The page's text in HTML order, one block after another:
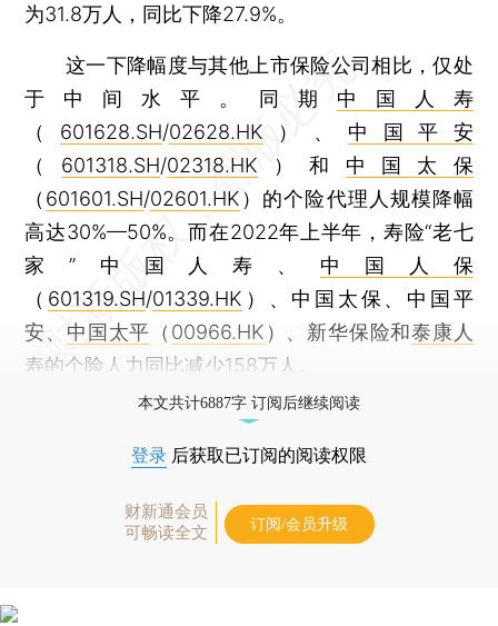
为31.8万人，同比下降27.9%。
这一下降幅度与其他上市保险公司相比，仅处
于中间水平。同期 中国人寿
（ 601628.SH/02628.HK ）、 中国平安
（ 601318.SH/02318.HK ）和 中国太保
（ 601601.SH/02601.HK ）的个险代理人规模降幅
高达30%—50%。而在2022年上半年，寿险“老七
家”中国人寿、 中国人保
（ 601319.SH/01339.HK ）、中国太保、中国平
安、 中国太平 （ 00966.HK ）、新华保险和泰康人
寿的个险人力同比减少158万人。
本文共计6887字 订阅后继续阅读
登录 后获取已订阅的阅读权限
财新通会员
可畅读全文
订阅/会员升级